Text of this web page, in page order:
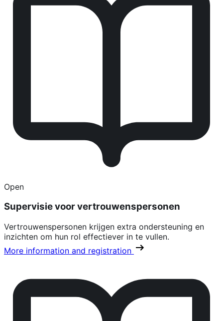
Open
Supervisie voor vertrouwenspersonen
Vertrouwenspersonen krijgen extra ondersteuning en
inzichten om hun rol effectiever in te vullen.
More information and registration